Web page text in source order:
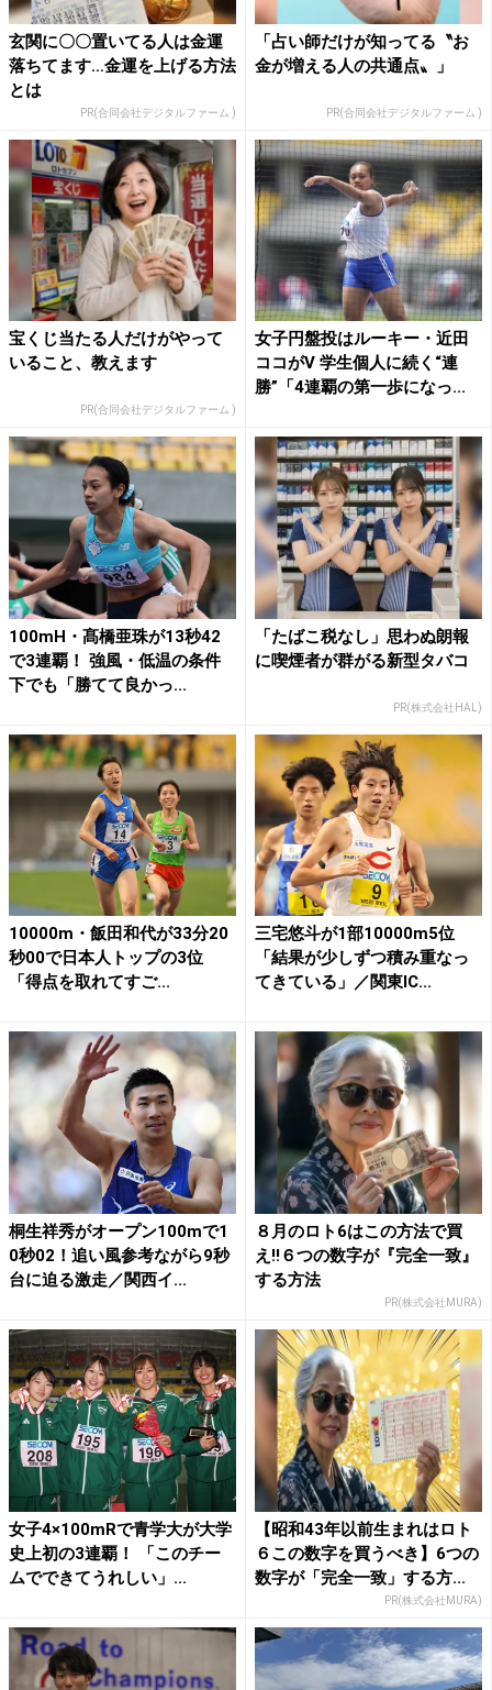
玄関に〇〇置いてる人は金運
落ちてます…金運を上げる方法
とは
PR(合同会社デジタルファーム )
「占い師だけが知ってる〝お
金が増える人の共通点〟」
PR(合同会社デジタルファーム )
宝くじ当たる人だけがやって
いること、教えます
PR(合同会社デジタルファーム )
女子円盤投はルーキー・近田
ココがV 学生個人に続く“連
勝”「4連覇の第一歩になっ...
100mH・髙橋亜珠が13秒42
で3連覇！ 強風・低温の条件
下でも「勝てて良かっ...
「たばこ税なし」思わぬ朗報
に喫煙者が群がる新型タバコ
PR(株式会社HAL)
10000m・飯田和代が33分20
秒00で日本人トップの3位
「得点を取れてすご...
三宅悠斗が1部10000m5位
「結果が少しずつ積み重なっ
てきている」／関東IC...
桐生祥秀がオープン100mで1
0秒02！追い風参考ながら9秒
台に迫る激走／関西イ...
８月のロト6はこの方法で買
え!!６つの数字が『完全一致』
する方法
PR(株式会社MURA)
女子4×100mRで青学大が大学
史上初の3連覇！ 「このチー
ムでできてうれしい」...
【昭和43年以前生まれはロト
６この数字を買うべき】6つの
数字が「完全一致」する方...
PR(株式会社MURA)